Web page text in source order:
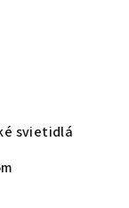
svietidlá